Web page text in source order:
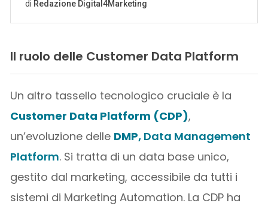
Il ruolo delle Customer Data Platform
Un altro tassello tecnologico cruciale è la
Customer Data Platform (CDP),
un’evoluzione delle DMP, Data Management
Platform. Si tratta di un data base unico,
gestito dal marketing, accessibile da tutti i
sistemi di Marketing Automation. La CDP ha